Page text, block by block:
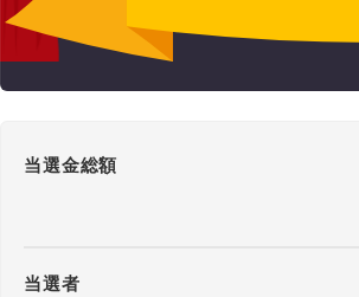
当選金総額
当選者